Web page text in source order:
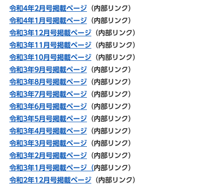
令和4年2月号掲載ページ （内部リンク）
令和4年1月号掲載ページ （内部リンク）
令和3年12月号掲載ページ （内部リンク）
令和3年11月号掲載ページ （内部リンク）
令和3年10月号掲載ページ （内部リンク）
令和3年9月号掲載ページ （内部リンク）
令和3年8月号掲載ページ （内部リンク）
令和3年7月号掲載ページ （内部リンク）
令和3年6月号掲載ページ （内部リンク）
令和3年5月号掲載ページ （内部リンク）
令和3年4月号掲載ページ （内部リンク）
令和3年3月号掲載ページ （内部リンク）
令和3年2月号掲載ページ （内部リンク）
令和3年1月号掲載ページ（ 内部リンク）
令和2年12月号掲載ページ （内部リンク）